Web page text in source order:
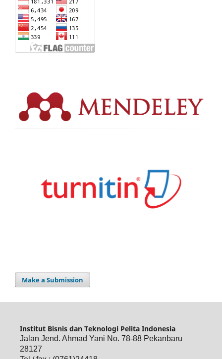
Make a Submission
Institut Bisnis dan Teknologi Pelita Indonesia
Jalan Jend. Ahmad Yani No. 78-88 Pekanbaru
28127